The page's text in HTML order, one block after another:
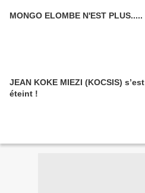
MONGO ELOMBE N'EST PLUS.....
JEAN KOKE MIEZI (KOCSIS) s’est
éteint !